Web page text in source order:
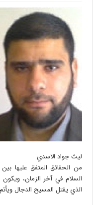
ليث جواد الاسدي
من الحقائق المتفق عليها
السلام في آخر الزمان،
الذي يقتل المسيح الدجال